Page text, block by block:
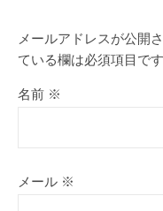
メールアドレスが公開
ている欄は必須項目です
名前 ※
メール ※